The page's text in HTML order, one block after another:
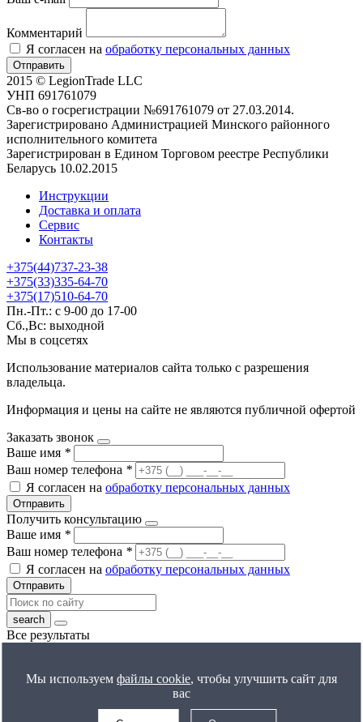
Комментарий
Я согласен на обработку персональных данных
Отправить
2015 © LegionTrade LLC
УНП 691761079
Св-во о госрегистрации №691761079 от 27.03.2014.
Зарегистрировано Администрацией Минского районного
исполнительного комитета
Зарегистрирован в Едином Торговом реестре Республики
Беларусь 10.02.2015
Инструкции
Доставка и оплата
Сервис
Контакты
+375(44)737-23-38
+375(33)335-64-70
+375(17)510-64-70
Пн.-Пт.: с 9-00 до 17-00
Сб.,Вс: выходной
Мы в соцсетях
Использование материалов сайта только с разрешения
владельца.
Информация и цены на сайте не являются публичной офертой
Заказать звонок
Ваше имя *
Ваш номер телефона *
Я согласен на обработку персональных данных
Отправить
Получить консультацию
Ваше имя *
Ваш номер телефона *
Я согласен на обработку персональных данных
Отправить
Все результаты
Ваш номер телефона*
обработку персональных данных
Мы используем файлы cookie, чтобы улучшить сайт для
вас